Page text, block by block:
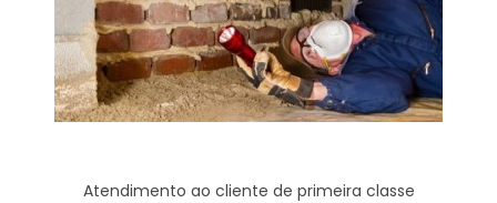
Atendimento ao cliente de primeira classe